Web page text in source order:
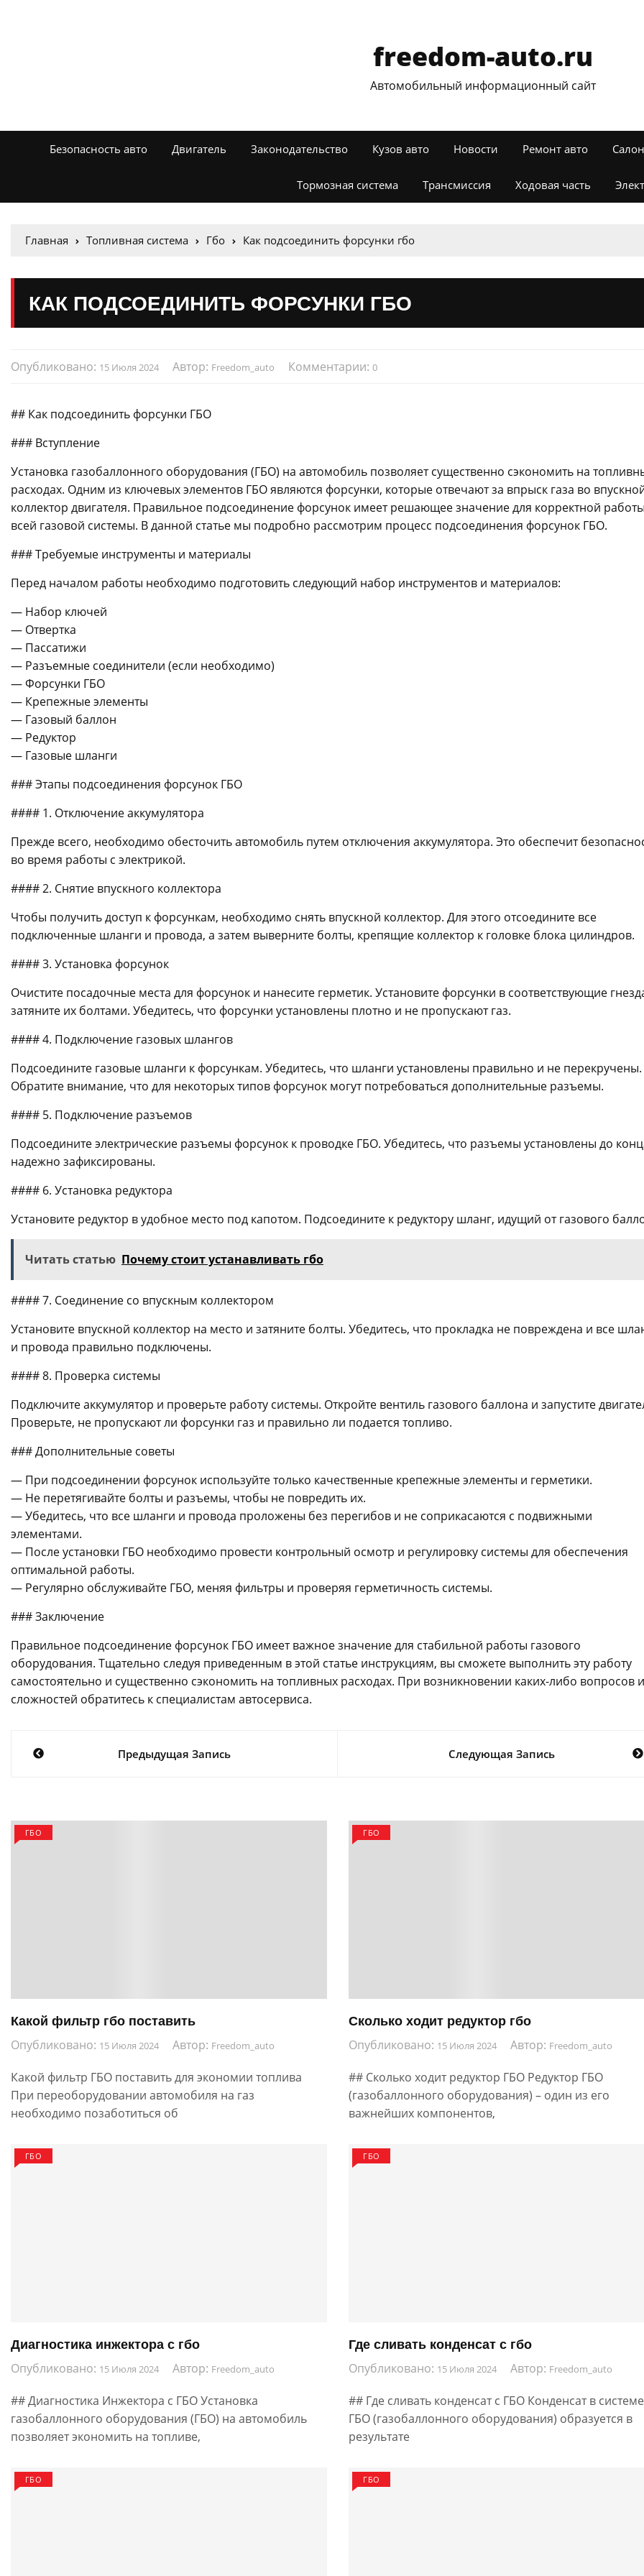
freedom-auto.ru
Автомобильный информационный сайт
Безопасность авто Двигатель Законодательство Кузов авто Новости Ремонт авто
Тормозная система Трансмиссия Ходовая часть
Главная Топливная система Гбо Как подсоединить форсунки гбо
КАК ПОДСОЕДИНИТЬ ФОРСУНКИ ГБО
Опубликовано: 15 Июля 2024 Автор: Freedom_auto Комментарии: 0
## Как подсоединить форсунки ГБО
### Вступление
Установка газобаллонного оборудования (ГБО) на автомобиль позволяет существенно сэкономить на
расходах. Одним из ключевых элементов ГБО являются форсунки, которые отвечают за впрыск газа во
коллектор двигателя. Правильное подсоединение форсунок имеет решающее значение для корректной
всей газовой системы. В данной статье мы подробно рассмотрим процесс подсоединения форсунок ГБО.
### Требуемые инструменты и материалы
Перед началом работы необходимо подготовить следующий набор инструментов и материалов:
— Набор ключей
— Отвертка
— Пассатижи
— Разъемные соединители (если необходимо)
— Форсунки ГБО
— Крепежные элементы
— Газовый баллон
— Редуктор
— Газовые шланги
### Этапы подсоединения форсунок ГБО
#### 1. Отключение аккумулятора
Прежде всего, необходимо обесточить автомобиль путем отключения аккумулятора. Это обеспечит
во время работы с электрикой.
#### 2. Снятие впускного коллектора
Чтобы получить доступ к форсункам, необходимо снять впускной коллектор. Для этого отсоедините все
подключенные шланги и провода, а затем выверните болты, крепящие коллектор к головке блока цилиндров.
#### 3. Установка форсунок
Очистите посадочные места для форсунок и нанесите герметик. Установите форсунки в соответствующие
затяните их болтами. Убедитесь, что форсунки установлены плотно и не пропускают газ.
#### 4. Подключение газовых шлангов
Подсоедините газовые шланги к форсункам. Убедитесь, что шланги установлены правильно и не перекручены.
Обратите внимание, что для некоторых типов форсунок могут потребоваться дополнительные разъемы.
#### 5. Подключение разъемов
Подсоедините электрические разъемы форсунок к проводке ГБО. Убедитесь, что разъемы установлены до
надежно зафиксированы.
#### 6. Установка редуктора
Установите редуктор в удобное место под капотом. Подсоедините к редуктору шланг, идущий от газового
Читать статью Почему стоит устанавливать гбо
#### 7. Соединение со впускным коллектором
Установите впускной коллектор на место и затяните болты. Убедитесь, что прокладка не повреждена и все
и провода правильно подключены.
#### 8. Проверка системы
Подключите аккумулятор и проверьте работу системы. Откройте вентиль газового баллона и запустите
Проверьте, не пропускают ли форсунки газ и правильно ли подается топливо.
### Дополнительные советы
— При подсоединении форсунок используйте только качественные крепежные элементы и герметики.
— Не перетягивайте болты и разъемы, чтобы не повредить их.
— Убедитесь, что все шланги и провода проложены без перегибов и не соприкасаются с подвижными
элементами.
— После установки ГБО необходимо провести контрольный осмотр и регулировку системы для обеспечения
оптимальной работы.
— Регулярно обслуживайте ГБО, меняя фильтры и проверяя герметичность системы.
### Заключение
Правильное подсоединение форсунок ГБО имеет важное значение для стабильной работы газового
оборудования. Тщательно следуя приведенным в этой статье инструкциям, вы сможете выполнить эту работу
самостоятельно и существенно сэкономить на топливных расходах. При возникновении каких-либо вопросов
сложностей обратитесь к специалистам автосервиса.
НавигацияПредыдущая Запись Следующая Запись
ГБО
Какой фильтр гбо поставить
Опубликовано: 15 Июля 2024 Автор: Freedom_auto
Какой фильтр ГБО поставить для экономии топлива
При переоборудовании автомобиля на газ
необходимо позаботиться об
ГБО
Сколько ходит редуктор гбо
Опубликовано: 15 Июля 2024 Автор: Freedom_auto
## Сколько ходит редуктор ГБО Редуктор ГБО
(газобаллонного оборудования) – один из его
важнейших компонентов,
ГБО
Диагностика инжектора с гбо
Опубликовано: 15 Июля 2024 Автор: Freedom_auto
## Диагностика Инжектора с ГБО Установка
газобаллонного оборудования (ГБО) на автомобиль
позволяет экономить на топливе,
ГБО
Где сливать конденсат с гбо
Опубликовано: 15 Июля 2024 Автор: Freedom_auto
## Где сливать конденсат с ГБО Конденсат в системе
ГБО (газобаллонного оборудования) образуется в
результате
ГБО ГБО